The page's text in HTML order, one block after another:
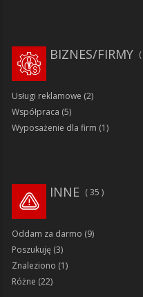
BIZNES/FIRMY
Usługi reklamowe (2)
Współpraca (5)
Wyposażenie dla firm (1)
35
INNE
Oddam za darmo (9)
Poszukuję (3)
Znaleziono (1)
Różne (22)